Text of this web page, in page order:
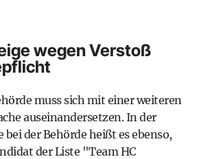
wegen Verstoß
muss sich mit einer weiteren
auseinandersetzen. In der
der Behörde heißt es ebenso,
der Liste "Team HC